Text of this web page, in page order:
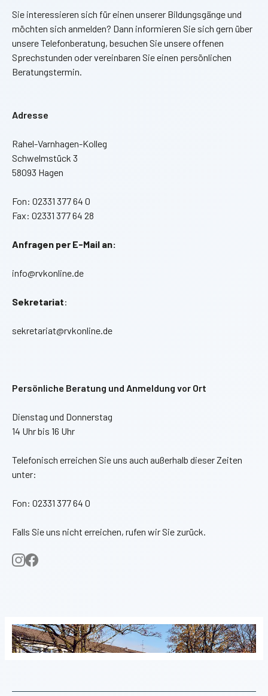
Sie interessieren sich für einen unserer Bildungsgänge und
möchten sich anmelden? Dann informieren Sie sich gern über
unsere Telefonberatung, besuchen Sie unsere offenen
Sprechstunden oder vereinbaren Sie einen persönlichen
Beratungstermin.
Adresse
Rahel-Varnhagen-Kolleg
Schwelmstück 3
58093 Hagen
Fon: 02331 377 64 0
Fax: 02331 377 64 28
Anfragen per E-Mail an:
info@rvkonline.de
Sekretariat:
sekretariat@rvkonline.de
Persönliche Beratung und Anmeldung vor Ort
Dienstag und Donnerstag
14 Uhr bis 16 Uhr
Telefonisch erreichen Sie uns auch außerhalb dieser Zeiten
unter:
Fon: 02331 377 64 0
Falls Sie uns nicht erreichen, rufen wir Sie zurück.